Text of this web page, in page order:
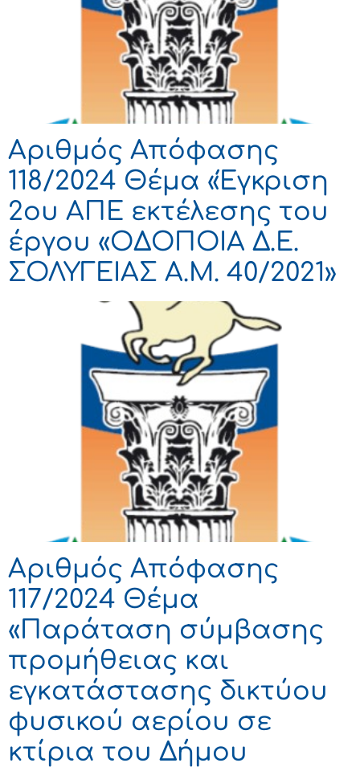
Αριθμός Απόφασης
118/2024 Θέμα «Έγκριση
2ου ΑΠΕ εκτέλεσης του
έργου «ΟΔΟΠΟΙΑ Δ.Ε.
ΣΟΛΥΓΕΙΑΣ Α.Μ. 40/2021»
Αριθμός Απόφασης
117/2024 Θέμα
«Παράταση σύμβασης
προμήθειας και
εγκατάστασης δικτύου
φυσικού αερίου σε
κτίρια του Δήμου